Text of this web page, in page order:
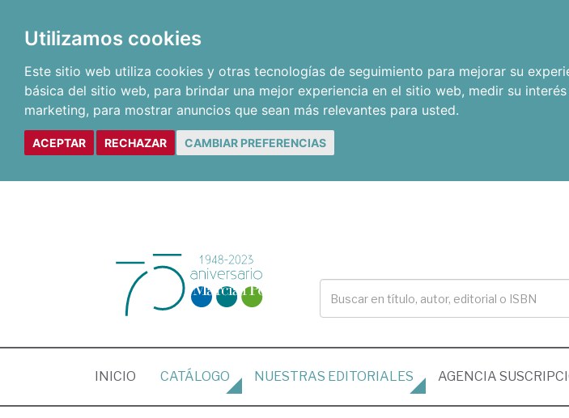
Utilizamos cookies
Este sitio web utiliza cookies y otras tecnologías de seguimiento para mejorar su
básica del sitio web, para brindar una mejor experiencia en el sitio web, medir su
marketing, para mostrar anuncios que sean más relevantes para usted.
ACEPTAR RECHAZAR CAMBIAR PREFERENCIAS
INICIO (CURRENT)
CATÁLOGO NUESTRAS EDITORIALES AGENCIA